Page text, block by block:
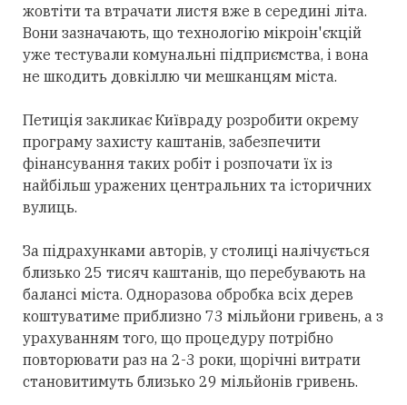
жовтіти та втрачати листя вже в середині літа.
Вони зазначають, що технологію мікроін'єкцій
уже тестували комунальні підприємства, і вона
не шкодить довкіллю чи мешканцям міста.
Петиція закликає Київраду розробити окрему
програму захисту каштанів, забезпечити
фінансування таких робіт і розпочати їх із
найбільш уражених центральних та історичних
вулиць.
За підрахунками авторів, у столиці налічується
близько 25 тисяч каштанів, що перебувають на
балансі міста. Одноразова обробка всіх дерев
коштуватиме приблизно 73 мільйони гривень, а з
урахуванням того, що процедуру потрібно
повторювати раз на 2-3 роки, щорічні витрати
становитимуть близько 29 мільйонів гривень.